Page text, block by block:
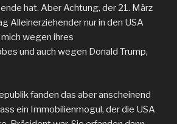
hat. Aber Achtung, der 21. März
Alleinerziehender nur in den USA
wegen ihres
und auch wegen Donald Trump,
fanden das aber anscheinend
ein Immobilienmogul, der die USA